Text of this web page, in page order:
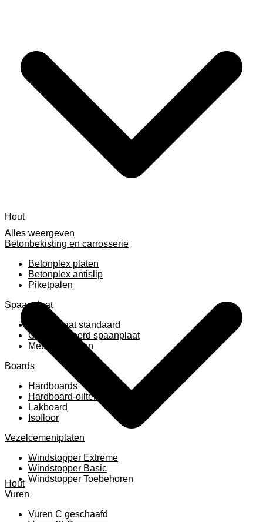
Alles weergeven
Betonbekisting en carrosserie
Betonplex platen
Betonplex antislip
Piketpalen
Spaanplaat
Spaanplaat standaard
Geplastificeerd spaanplaat
Meubelpanelen
Boards
Hardboards
Hardboard-oiltemperated
Lakboard
Isofloor
Vezelcementplaten
Windstopper Extreme
Windstopper Basic
Windstopper Toebehoren
Hout
Hout
Vuren
Vuren C geschaafd